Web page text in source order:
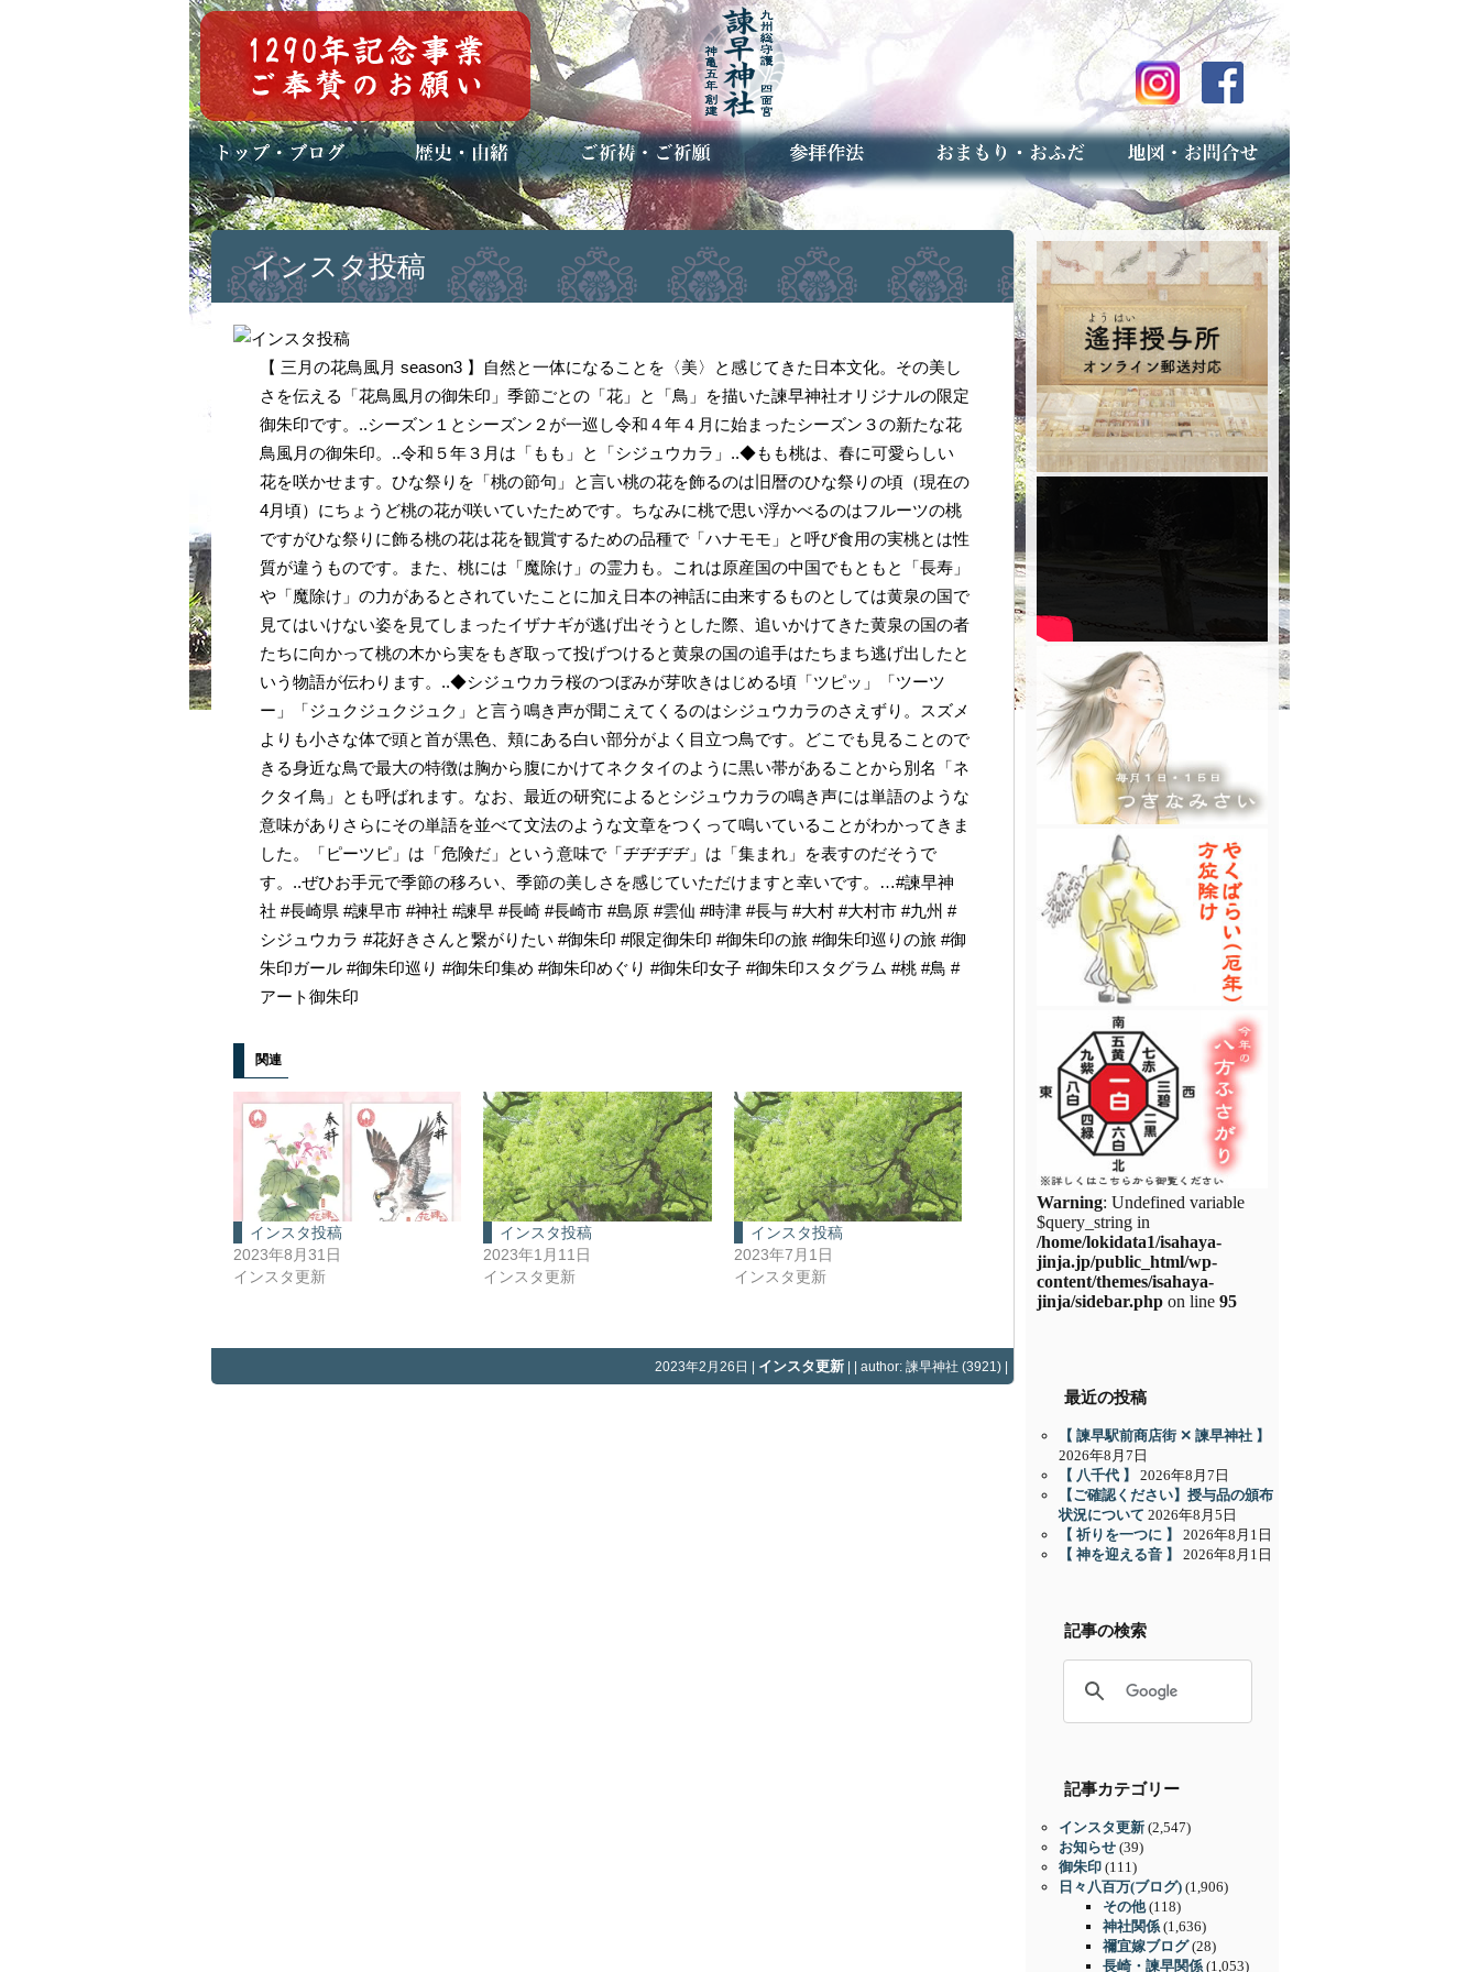
トップページ
ブログ(日々八百万)
お知らせ一覧 歴史・ご祭神
年中行事
メディア掲載 ご祈祷・ご祈願とは
安産祈願
初宮参り
七五三詣
長寿のお祝い
神前結婚式
厄祓い・方位除け
車のお祓い
地鎮祭
神葬祭（神式の葬儀） 神社とは
お参りの作法 授与品のご案内
お焚き上げ（古いお守りのお取り扱い）
アクセスマップ
予約者専用フォーム（事前受付）
インスタ投稿
【 三月の花鳥風月 season3 】自然と一体になることを〈美〉と感じてきた日本文化。その美し
さを伝える「花鳥風月の御朱印」季節ごとの「花」と「鳥」を描いた諫早神社オリジナルの限定
御朱印です。..シーズン１とシーズン２が一巡し令和４年４月に始まったシーズン３の新たな花
鳥風月の御朱印。..令和５年３月は「もも」と「シジュウカラ」..◆もも桃は、春に可愛らしい
花を咲かせます。ひな祭りを「桃の節句」と言い桃の花を飾るのは旧暦のひな祭りの頃（現在の
4月頃）にちょうど桃の花が咲いていたためです。ちなみに桃で思い浮かべるのはフルーツの桃
ですがひな祭りに飾る桃の花は花を観賞するための品種で「ハナモモ」と呼び食用の実桃とは性
質が違うものです。また、桃には「魔除け」の霊力も。これは原産国の中国でもともと「長寿」
や「魔除け」の力があるとされていたことに加え日本の神話に由来するものとしては黄泉の国で
見てはいけない姿を見てしまったイザナギが逃げ出そうとした際、追いかけてきた黄泉の国の者
たちに向かって桃の木から実をもぎ取って投げつけると黄泉の国の追手はたちまち逃げ出したと
いう物語が伝わります。..◆シジュウカラ桜のつぼみが芽吹きはじめる頃「ツピッ」「ツーツ
ー」「ジュクジュクジュク」と言う鳴き声が聞こえてくるのはシジュウカラのさえずり。スズメ
よりも小さな体で頭と首が黒色、頬にある白い部分がよく目立つ鳥です。どこでも見ることので
きる身近な鳥で最大の特徴は胸から腹にかけてネクタイのように黒い帯があることから別名「ネ
クタイ鳥」とも呼ばれます。なお、最近の研究によるとシジュウカラの鳴き声には単語のような
意味がありさらにその単語を並べて文法のような文章をつくって鳴いていることがわかってきま
した。「ピーツピ」は「危険だ」という意味で「ヂヂヂヂ」は「集まれ」を表すのだそうで
す。..ぜひお手元で季節の移ろい、季節の美しさを感じていただけますと幸いです。…#諫早神
社 #長崎県 #諫早市 #神社 #諫早 #長崎 #長崎市 #島原 #雲仙 #時津 #長与 #大村 #大村市 #九州 #
シジュウカラ #花好きさんと繋がりたい #御朱印 #限定御朱印 #御朱印の旅 #御朱印巡りの旅 #御
朱印ガール #御朱印巡り #御朱印集め #御朱印めぐり #御朱印女子 #御朱印スタグラム #桃 #鳥 #
アート御朱印
関連
インスタ投稿
2023年8月31日
インスタ更新
インスタ投稿
2023年1月11日
インスタ更新
インスタ投稿
2023年7月1日
インスタ更新
2023年2月26日 | インスタ更新 | | author: 諫早神社 (3921) |
Warning: Undefined variable
$query_string in
/home/lokidata1/isahaya-
jinja.jp/public_html/wp-
content/themes/isahaya-
jinja/sidebar.php on line 95
最近の投稿
【 諫早駅前商店街 ✕ 諫早神社 】
2026年8月7日
【 八千代 】
2026年8月7日
【ご確認ください】授与品の頒布
状況について 2026年8月5日
【 祈りを一つに 】
2026年8月1日
【 神を迎える音 】
2026年8月1日
記事の検索
記事カテゴリー
インスタ更新 (2,547)
お知らせ (39)
御朱印 (111)
日々八百万(ブログ) (1,906)
その他(118)
神社関係 (1,636)
禰宜嫁ブログ(28)
長崎・諫早関係 (1,053)